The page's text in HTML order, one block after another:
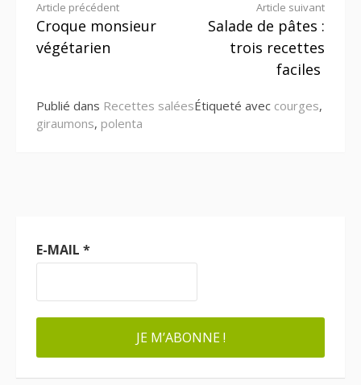
Lire
la
Article précédent
Croque monsieur
végétarien
Article suivant
Salade de pâtes :
trois recettes
faciles
Publié dans Recettes saléesÉtiqueté avec courges,
giraumons, polenta
E-MAIL *